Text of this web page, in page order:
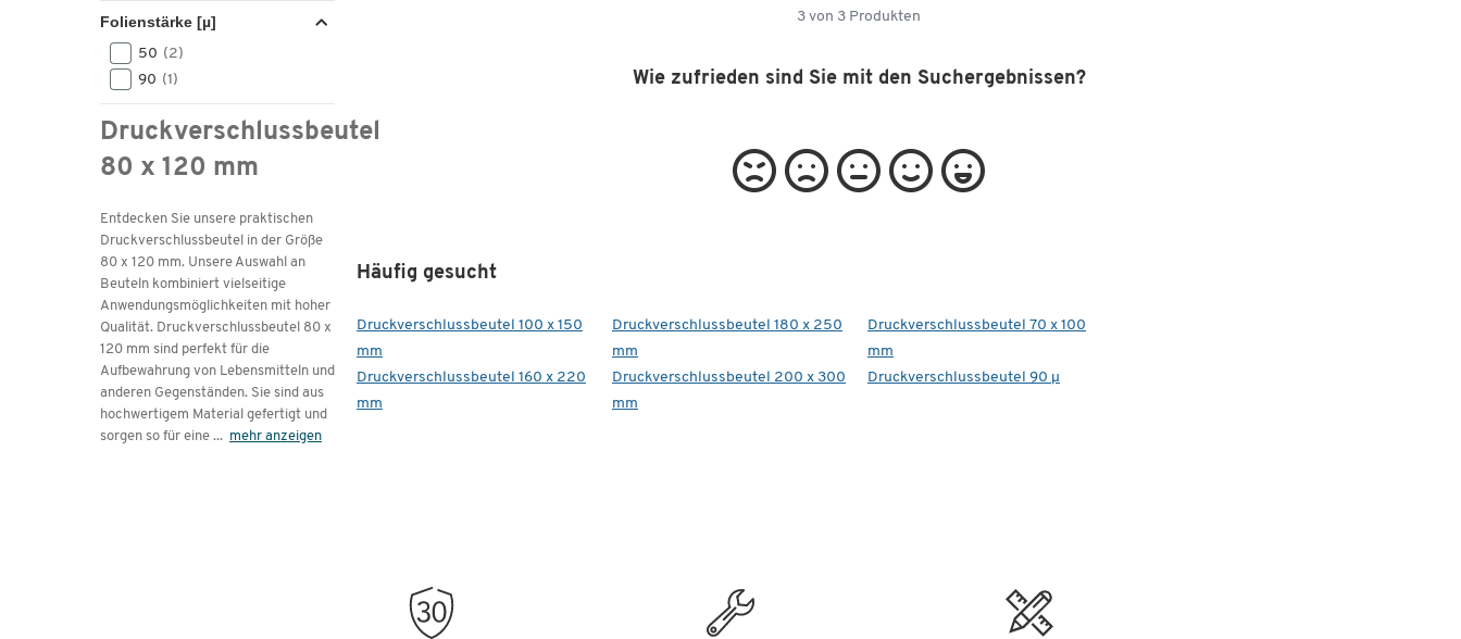
Folienstärke [µ]
50 (2)
90 (1)
Druckverschlussbeutel
80 x 120 mm
Entdecken Sie unsere praktischen
Druckverschlussbeutel in der Größe
80 x 120 mm. Unsere Auswahl an
Beuteln kombiniert vielseitige
Anwendungsmöglichkeiten mit hoher
Qualität. Druckverschlussbeutel 80 x
120 mm sind perfekt für die
Aufbewahrung von Lebensmitteln und
anderen Gegenständen. Sie sind aus
hochwertigem Material gefertigt und
sorgen so für eine ... mehr anzeigen
3 von 3 Produkten
Wie zufrieden sind Sie mit den Suchergebnissen?
Häufig gesucht
Druckverschlussbeutel 100 x 150
mm
Druckverschlussbeutel 160 x 220
mm
Druckverschlussbeutel 180 x 250
mm
Druckverschlussbeutel 200 x 300
mm
Druckverschlussbeutel 70 x 100
mm
Druckverschlussbeutel 90 µ